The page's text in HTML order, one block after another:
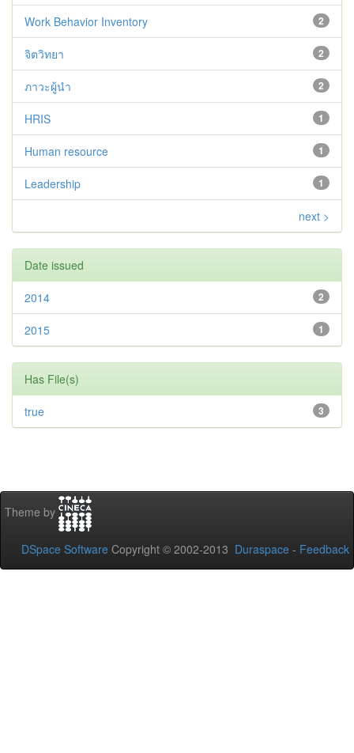
2
Work Behavior Inventory
2
จิตวิทยา
2
ภาวะผู้นำ
1
HRIS
1
Human resource
1
Leadership
next >
Date issued
2
2014
1
2015
Has File(s)
3
true
Theme by
DSpace Software Copyright © 2002-2013 Duraspace - Feedback